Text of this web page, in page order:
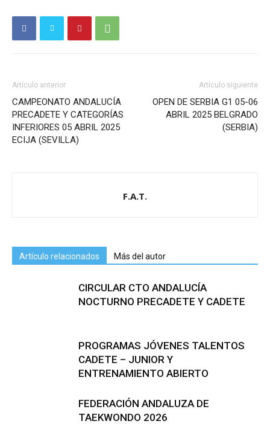
Artículo anterior
CAMPEONATO ANDALUCÍA
PRECADETE Y CATEGORÍAS
INFERIORES 05 ABRIL 2025
ECIJA (SEVILLA)
Artículo siguiente
OPEN DE SERBIA G1 05-06
ABRIL 2025 BELGRADO
(SERBIA)
F.A.T.
Artículo relacionados Más del autor
CIRCULAR CTO ANDALUCÍA
NOCTURNO PRECADETE Y CADETE
PROGRAMAS JÓVENES TALENTOS
CADETE – JUNIOR Y
ENTRENAMIENTO ABIERTO
FEDERACIÓN ANDALUZA DE
TAEKWONDO 2026